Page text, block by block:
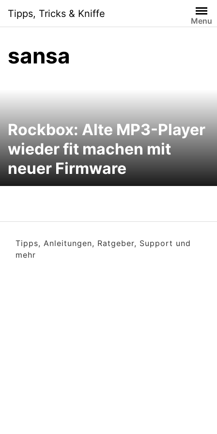
content
Tipps, Tricks & Kniffe
Menu
sansa
Rockbox: Alte MP3-Player
wieder fit machen mit
neuer Firmware
Tipps, Anleitungen, Ratgeber, Support und
mehr